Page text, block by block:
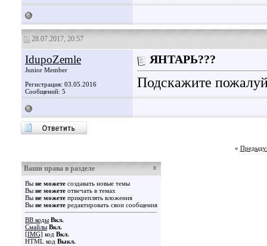
28.07.2017, 20:57
IdupoZemle
Junior Member
Регистрация: 03.05.2016
Сообщений: 5
ЯНТАРЬ???
Подскажите
«
Ваши права в разделе
Вы не можете создавать новые темы
Вы не можете отвечать в темах
Вы не можете прикреплять вложения
Вы не можете редактировать свои сообщения
BB коды Вкл.
Смайлы Вкл.
[IMG] код Вкл.
HTML код Выкл.